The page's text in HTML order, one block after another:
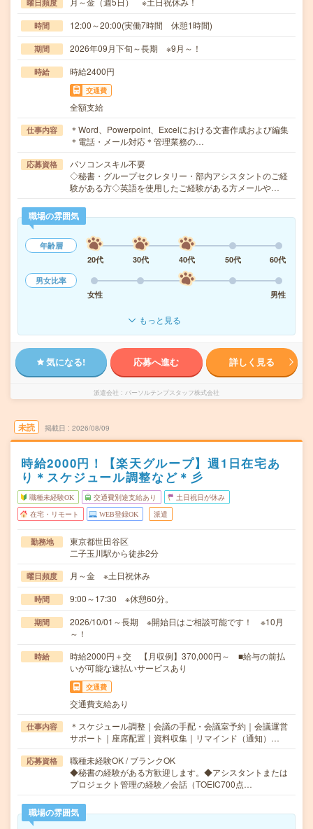
曜日頻度
時間 12:00～20:00(実働7時間 休憩1時間)
期間 2026年09月下旬～長期 ※9月～！
時給 時給2400円
交通費
全額支給
仕事内容
＊Word、Powerpoint、Excelにおける文書作成および編集
＊電話・メール対応＊管理業務の…
応募資格
パソコンスキル不要
◇秘書・グループセクレタリー・部内アシスタントのご経
験がある方◇英語を使用したご経験がある方メールや…
職場の雰囲気
年齢層
20代
30代 40代 50代
60代
男女比率
女性
男性
もっと見る
気になる! 応募へ進む 詳しく見る
派遣会社 パーソルテンプスタッフ株式会社
未読 掲載日 2026/08/09
時給2000円！【楽天グループ】週1日在宅あ
り＊スケジュール調整など＊彡
職種未経験OK 交通費別途支給あり 土日祝日が休み
在宅・リモート WEB登録OK 派遣
勤務地
東京都世田谷区
二子玉川駅から徒歩2分
曜日頻度 月～金 ※土日祝休み
時間 9:00～17:30 ※休憩60分。
期間
2026/10/01～長期 ※開始日はご相談可能です！ ※10月
～！
時給
時給2000円＋交 【月収例】370,000円～ ■給与の前払
いが可能な速払いサービスあり
交通費
交通費支給あり
仕事内容
＊スケジュール調整｜会議の手配・会議室予約｜会議運営
サポート｜座席配置｜資料収集｜リマインド（通知）…
応募資格
職種未経験OK / ブランクOK
◆秘書の経験がある方歓迎します。◆アシスタントまたは
プロジェクト管理の経験／会話（TOEIC700点…
職場の雰囲気